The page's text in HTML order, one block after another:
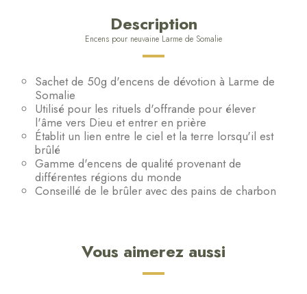
Description
Encens pour neuvaine Larme de Somalie
Sachet de 50g d'encens de dévotion à Larme de
Somalie
Utilisé pour les rituels d'offrande pour élever
l'âme vers Dieu et entrer en prière
Établit un lien entre le ciel et la terre lorsqu'il est
brûlé
Gamme d'encens de qualité provenant de
différentes régions du monde
Conseillé de le brûler avec des pains de charbon
Vous aimerez aussi